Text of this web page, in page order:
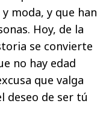
moda, y que han
Hoy, de la
se convierte
no hay edad
que valga
deseo de ser tú